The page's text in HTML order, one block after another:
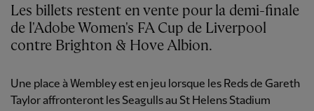
Les billets restent en vente pour la demi-finale
de l'Adobe Women's FA Cup de Liverpool
contre Brighton & Hove Albion.
Une place à Wembley est en jeu lorsque les Reds de Gareth
Taylor affronteront les Seagulls au St Helens Stadium